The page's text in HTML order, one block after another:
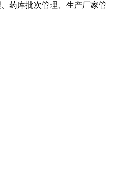
药库批次管理、生产厂家管